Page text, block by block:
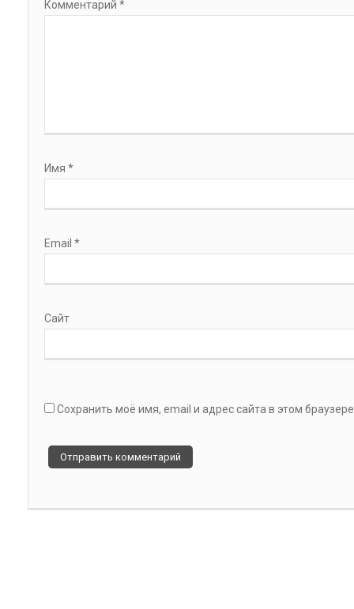
Комментарий *
Имя *
Email *
Сайт
Сохранить моё имя, email и адрес сайта в этом